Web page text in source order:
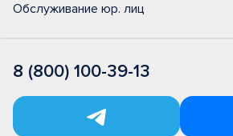
Обслуживание юр. лиц
8 (800) 100-39-13